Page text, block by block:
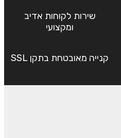
שירות לקוחות אדיב
ומקצועי
קנייה מאובטחת בתקן SSL